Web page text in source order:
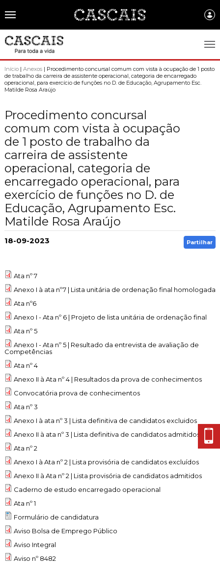
Português
CASCAIS.PT
CASCAIS
História
Gastronomia
Brasão de Cascais
Recursos educativos - história e património
GOVERNO LOCAL:
Assembleia Municipal
Câmara Municipal
Gestão administrativa e financeira
Projetos Cofinanciados
Transparência Municipal
Planeamento Estratégico
FREGUESIAS:
Alcabideche
Carcavelos e Parede
Cascais e Estoril
S. Domingos de Rana
EMPRESAS MUNICIPAIS:
Cascais Ambiente
Cascais Dinâmica
Cascais Envolvente
Cascais Próxima
FACTOS E NÚMEROS:
Ambiente & Energia
Economia & Inovação
Governação
Qualidade de vida
Sociedade & Educação
COMUNICAÇÃO:
Jornal C
VIVER
ESTUDAR
MOBILIDADE
INVESTIR EM CASCAIS
SERVIÇOS
MAPA DO PORTAL
Início| Anexos| Procedimento concursal comum com vista à ocupação de 1 posto
de trabalho da carreira de assistente operacional, categoria de encarregado
operacional, para exercício de funções no D. de Educação, Agrupamento Esc.
Matilde Rosa Araújo
Procedimento concursal
comum com vista à ocupação
de 1 posto de trabalho da
carreira de assistente
operacional, categoria de
encarregado operacional, para
exercício de funções no D. de
Educação, Agrupamento Esc.
Matilde Rosa Araújo
18-09-2023 Partilhar
Ata nº 7
Anexo I à ata nº7 | Lista unitária de ordenação final homologada
Ata nº6
Anexo I - Ata nº 6 | Projeto de lista unitária de ordenação final
Ata nº 5
Anexo I - Ata nº 5 | Resultado da entrevista de avaliação de
Competências
Ata nº 4
Anexo II à Ata nº 4 | Resultados da prova de conhecimentos
Convocatória prova de conhecimentos
Ata nº 3
Anexo I à ata nº 3 | Lista definitiva de candidatos excluidos
Anexo II à ata nº 3 | Lista definitiva de candidatos admitidos
Ata nº 2
Anexo I à Ata nº 2 | Lista provisória de candidatos excluídos
Anexo II à Ata nº 2 | Lista provisória de candidatos admitidos
Caderno de estudo encarregado operacional
Ata nº 1
Formulário de candidatura
Aviso Bolsa de Emprego Público
Aviso Integral
Aviso nº 8482